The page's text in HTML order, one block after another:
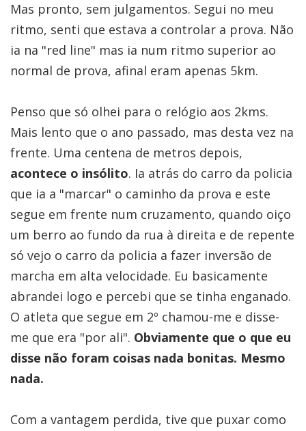
Mas pronto, sem julgamentos. Segui no meu
ritmo, senti que estava a controlar a prova. Não
ia na "red line" mas ia num ritmo superior ao
normal de prova, afinal eram apenas 5km.
Penso que só olhei para o relógio aos 2kms.
Mais lento que o ano passado, mas desta vez na
frente. Uma centena de metros depois,
acontece o insólito. Ia atrás do carro da policia
que ia a "marcar" o caminho da prova e este
segue em frente num cruzamento, quando oiço
um berro ao fundo da rua à direita e de repente
só vejo o carro da policia a fazer inversão de
marcha em alta velocidade. Eu basicamente
abrandei logo e percebi que se tinha enganado.
O atleta que segue em 2º chamou-me e disse-
me que era "por ali". Obviamente que o que eu
disse não foram coisas nada bonitas. Mesmo
nada.
Com a vantagem perdida, tive que puxar como